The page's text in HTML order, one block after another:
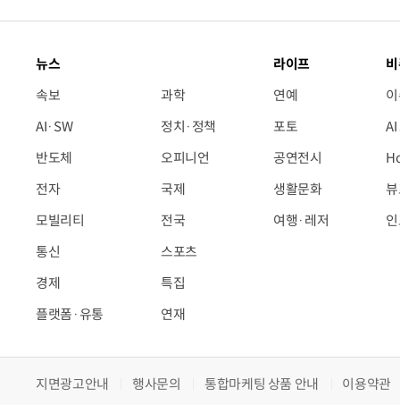
뉴스
속보
AI·SW
반도체
전자
모빌리티
통신
경제
플랫폼·유통
과학
정치·정책
오피니언
국제
전국
스포츠
특집
연재
라이프
연예
포토
공연전시
생활문화
여행·레저
지면광고안내 행사문의 통합마케팅 상품 안내 이용약관